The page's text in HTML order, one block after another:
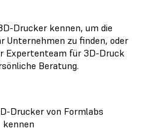
Drucker kennen, um die
Unternehmen zu finden, oder
Expertenteam für 3D-Druck
Beratung.
Drucker von Formlabs
kennen